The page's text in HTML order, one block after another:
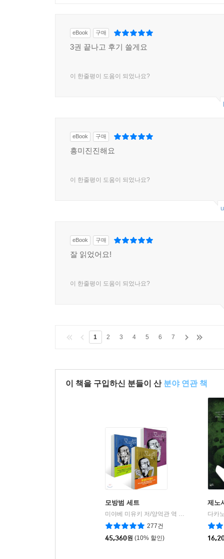
eBook 구매
3권 끝나고 후기 쓸게요
이 한줄평이 도움이 되었나요?
eBook 구매
흥미진진해요
이 한줄평이 도움이 되었나요?
eBook 구매
잘 읽었어요!
이 한줄평이 도움이 되었나요?
1 2 3 4 5 6 7
이 책을 구입하신 분들이 산 분야 연관 책
모방범 세트
미야베 미유키 저/양억관 역 | 문학동네
277건
45,360원 (10% 할인)
제노